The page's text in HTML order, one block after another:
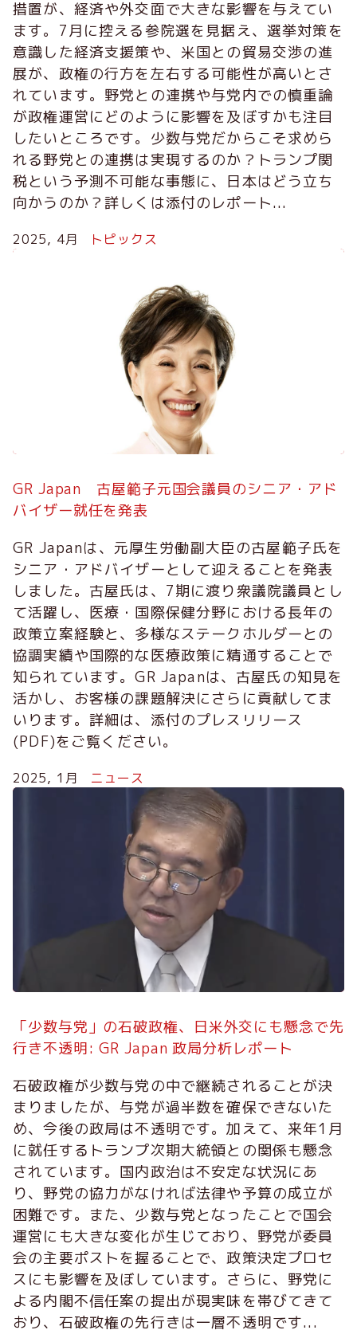
措置が、経済や外交面で大きな影響を与えてい
ます。7月に控える参院選を見据え、選挙対策を
意識した経済支援策や、米国との貿易交渉の進
展が、政権の行方を左右する可能性が高いとさ
れています。野党との連携や与党内での慎重論
が政権運営にどのように影響を及ぼすかも注目
したいところです。少数与党だからこそ求めら
れる野党との連携は実現するのか？トランプ関
税という予測不可能な事態に、日本はどう立ち
向かうのか？詳しくは添付のレポート...
2025, 4月 トピックス
GR Japan 古屋範子元国会議員のシニア・アド
バイザー就任を発表
GR Japanは、元厚生労働副大臣の古屋範子氏を
シニア・アドバイザーとして迎えることを発表
しました。古屋氏は、7期に渡り衆議院議員とし
て活躍し、医療・国際保健分野における長年の
政策立案経験と、多様なステークホルダーとの
協調実績や国際的な医療政策に精通することで
知られています。GR Japanは、古屋氏の知見を
活かし、お客様の課題解決にさらに貢献してま
いります。詳細は、添付のプレスリリース
(PDF)をご覧ください。
2025, 1月 ニュース
「少数与党」の石破政権、日米外交にも懸念で先
行き不透明: GR Japan 政局分析レポート
石破政権が少数与党の中で継続されることが決
まりましたが、与党が過半数を確保できないた
め、今後の政局は不透明です。加えて、来年1月
に就任するトランプ次期大統領との関係も懸念
されています。国内政治は不安定な状況にあ
り、野党の協力がなければ法律や予算の成立が
困難です。また、少数与党となったことで国会
運営にも大きな変化が生じており、野党が委員
会の主要ポストを握ることで、政策決定プロセ
スにも影響を及ぼしています。さらに、野党に
よる内閣不信任案の提出が現実味を帯びてきて
おり、石破政権の先行きは一層不透明です...